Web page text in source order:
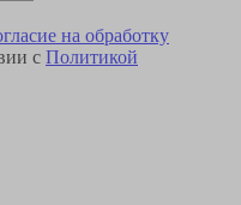
на обработку
с Политикой